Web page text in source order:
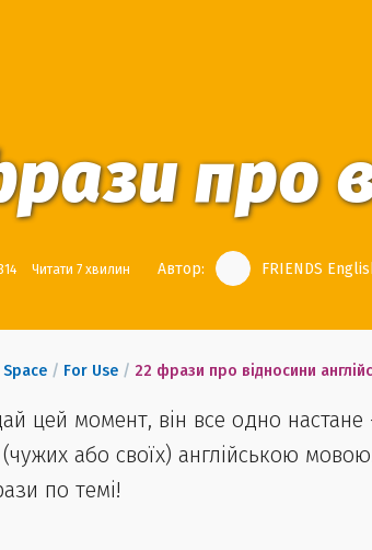
про
Читати 7 хвилин Автор: FRIENDS
/ For Use / 22 фрази про відносини
цей момент, він все одно
або своїх) англійською
по темі!